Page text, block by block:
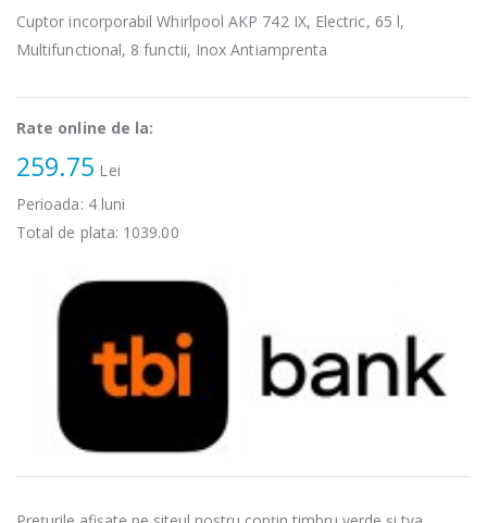
Cuptor incorporabil Whirlpool AKP 742 IX, Electric, 65 l,
Multifunctional, 8 functii, Inox Antiamprenta
Rate online de la:
259.75 Lei
Perioada: 4luni
Total de plata: 1039.00
289,00 Lei
-17%
microunde
incorporabil, ...
1 499,00 Lei
Espressor
automat
Heinner ...
799,00 Lei
89,00 Lei
-21%
carne Bosch ...